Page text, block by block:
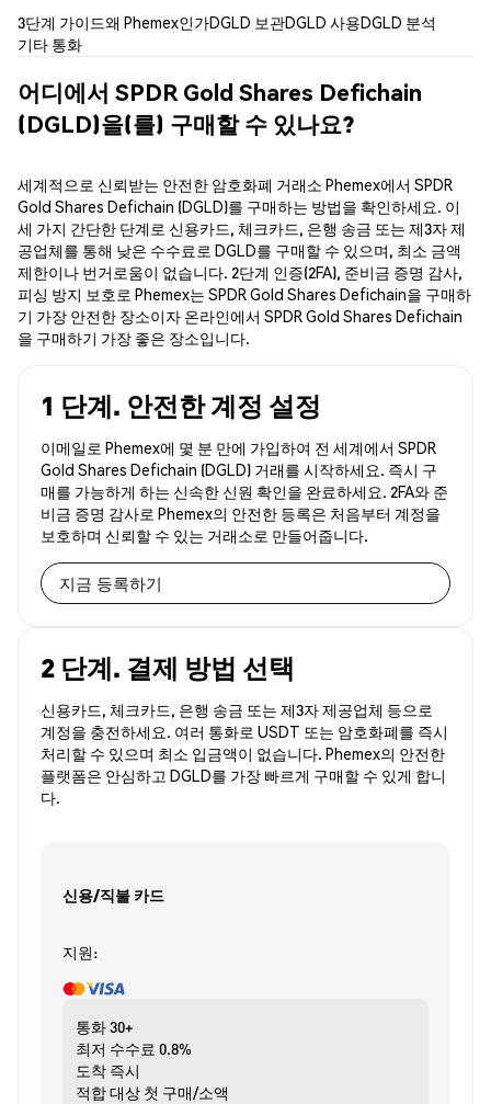
3단계 가이드왜 Phemex인가DGLD 보관DGLD 사용DGLD 분석
기타 통화
어디에서 SPDR Gold Shares Defichain
(DGLD)을(를) 구매할 수 있나요?
세계적으로 신뢰받는 안전한 암호화폐 거래소 Phemex에서 SPDR
Gold Shares Defichain (DGLD)를 구매하는 방법을 확인하세요. 이
세 가지 간단한 단계로 신용카드, 체크카드, 은행 송금 또는 제3자 제
공업체를 통해 낮은 수수료로 DGLD를 구매할 수 있으며, 최소 금액
제한이나 번거로움이 없습니다. 2단계 인증(2FA), 준비금 증명 감사,
피싱 방지 보호로 Phemex는 SPDR Gold Shares Defichain을 구매하
기 가장 안전한 장소이자 온라인에서 SPDR Gold Shares Defichain
을 구매하기 가장 좋은 장소입니다.
1 단계. 안전한 계정 설정
이메일로 Phemex에 몇 분 만에 가입하여 전 세계에서 SPDR
Gold Shares Defichain (DGLD) 거래를 시작하세요. 즉시 구
매를 가능하게 하는 신속한 신원 확인을 완료하세요. 2FA와 준
비금 증명 감사로 Phemex의 안전한 등록은 처음부터 계정을
보호하며 신뢰할 수 있는 거래소로 만들어줍니다.
지금 등록하기
2 단계. 결제 방법 선택
신용카드, 체크카드, 은행 송금 또는 제3자 제공업체 등으로
계정을 충전하세요. 여러 통화로 USDT 또는 암호화폐를 즉시
처리할 수 있으며 최소 입금액이 없습니다. Phemex의 안전한
플랫폼은 안심하고 DGLD를 가장 빠르게 구매할 수 있게 합니
다.
신용/직불 카드
지원:
통화30+
최저 수수료 0.8%
도착 즉시
적합 대상 첫 구매/소액